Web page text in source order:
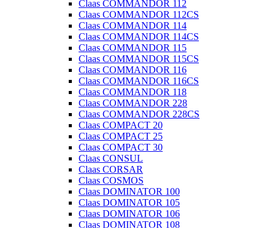
Claas COMMANDOR 112
Claas COMMANDOR 112CS
Claas COMMANDOR 114
Claas COMMANDOR 114CS
Claas COMMANDOR 115
Claas COMMANDOR 115CS
Claas COMMANDOR 116
Claas COMMANDOR 116CS
Claas COMMANDOR 118
Claas COMMANDOR 228
Claas COMMANDOR 228CS
Claas COMPACT 20
Claas COMPACT 25
Claas COMPACT 30
Claas CONSUL
Claas CORSAR
Claas COSMOS
Claas DOMINATOR 100
Claas DOMINATOR 105
Claas DOMINATOR 106
Claas DOMINATOR 108